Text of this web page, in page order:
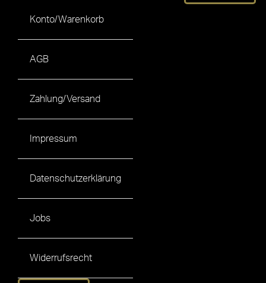
Konto/Warenkorb
AGB
Zahlung/Versand
Impressum
Datenschutzerklärung
Jobs
Widerrufsrecht